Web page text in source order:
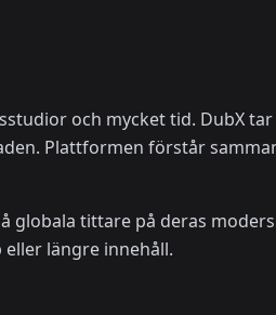
och mycket tid. DubX
Plattformen förstår
globala tittare på deras
längre innehåll.